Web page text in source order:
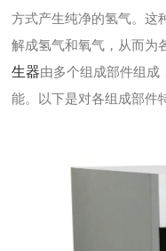
方式产生纯净的氢气。这
解成氢气和氧气，从而为
生器由多个组成部件组成
能。以下是对各组成部件